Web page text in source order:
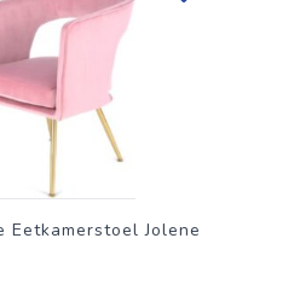
Eetkamerstoel Jolene